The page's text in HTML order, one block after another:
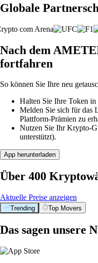
Globale
Nach dem
fortfahren
So können Sie Ihre neu
Halten Sie Ihre Token
Melden Sie sich für das
Plattform-Prämien zu
Nutzen Sie Ihr Krypto-
unterstützt).
App herunterladen
Über 400
Aktuelle Preise anzeigen
Trending Top Movers
Das sagen unsere